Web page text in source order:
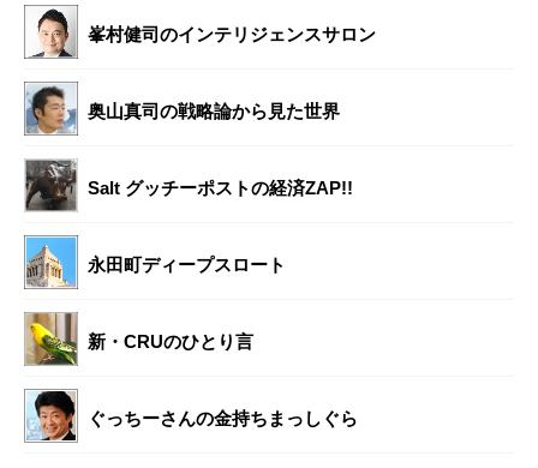
峯村健司のインテリジェンスサロン
奥山真司の戦略論から見た世界
Salt グッチーポストの経済ZAP!!
永田町ディープスロート
新・CRUのひとり言
ぐっちーさんの金持ちまっしぐら